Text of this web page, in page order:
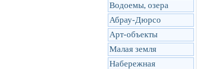
Водоемы, озера
Абрау-Дюрсо
Арт-объекты
Малая земля
Набережная